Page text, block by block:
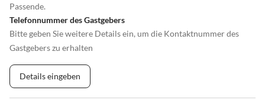
Passende.
Telefonnummer des Gastgebers
Bitte geben Sie weitere Details ein, um die Kontaktnummer des
Gastgebers zu erhalten
Details eingeben